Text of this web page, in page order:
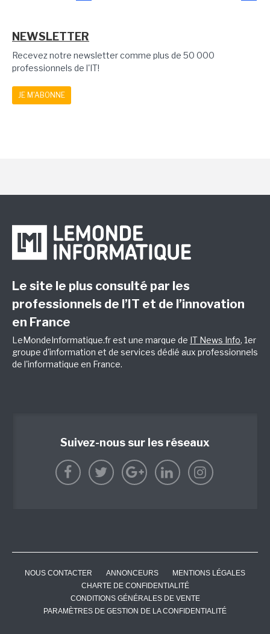
NEWSLETTER
Recevez notre newsletter comme plus de 50 000
professionnels de l'IT!
JE M'ABONNE
Le site le plus consulté par les
professionnels de l’IT et de l’innovation
en France
LeMondeInformatique.fr est une marque de IT News Info, 1er
groupe d'information et de services dédié aux professionnels
de l'informatique en France.
Suivez-nous sur les réseaux
NOUS CONTACTER ANNONCEURS
MENTIONS LÉGALES
CHARTE DE CONFIDENTIALITÉ
CONDITIONS GÉNÉRALES DE VENTE
PARAMÈTRES DE GESTION DE LA CONFIDENTIALITÉ